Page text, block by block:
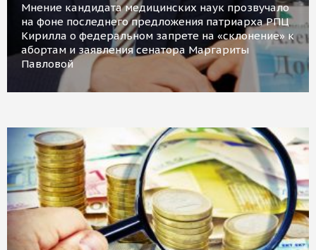
Мнение кандидата медицинских наук прозвучало
на фоне последнего предложения патриарха РПЦ
Кирилла о федеральном запрете на «склонение» к
абортам и заявления сенатора Маргариты
Павловой